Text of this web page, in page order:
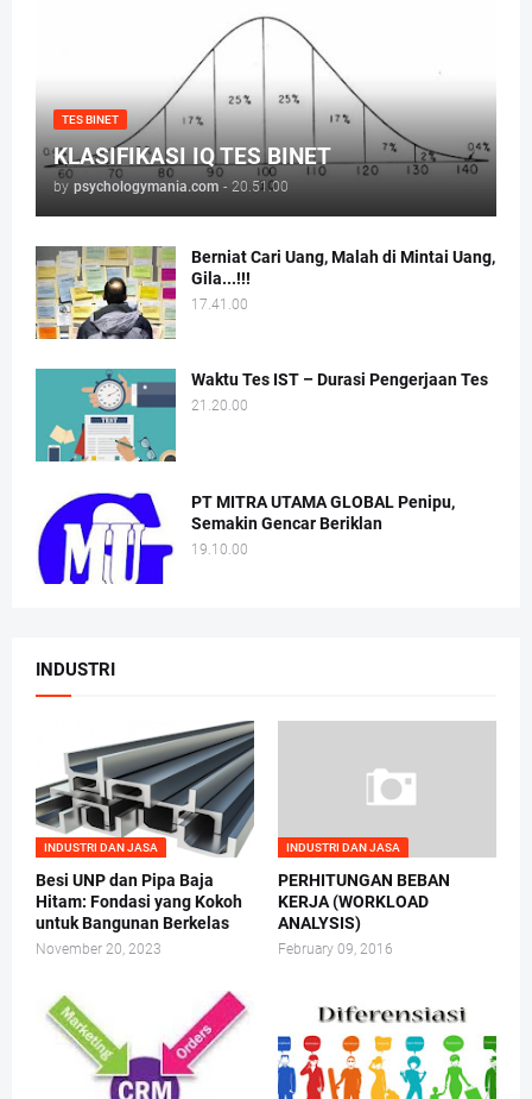
TES BINET
KLASIFIKASI IQ TES BINET
by psychologymania.com - 20.51.00
Berniat Cari Uang, Malah di Mintai Uang,
Gila...!!!
17.41.00
Waktu Tes IST – Durasi Pengerjaan Tes
21.20.00
PT MITRA UTAMA GLOBAL Penipu,
Semakin Gencar Beriklan
19.10.00
INDUSTRI
INDUSTRI DAN JASA
Besi UNP dan Pipa Baja
Hitam: Fondasi yang Kokoh
untuk Bangunan Berkelas
November 20, 2023
INDUSTRI DAN JASA
PERHITUNGAN BEBAN
KERJA (WORKLOAD
ANALYSIS)
February 09, 2016